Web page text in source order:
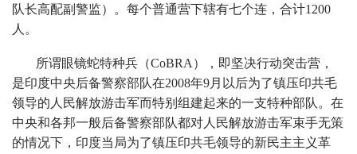
队长高配副警监）。每个普通营下辖有七个连，合计1200
人。
所谓眼镜蛇特种兵（CoBRA），即坚决行动突击营，
是印度中央后备警察部队在2008年9月以后为了镇压印共毛
领导的人民解放游击军而特别组建起来的一支特种部队。在
中央和各邦一般后备警察部队都对人民解放游击军束手无策
的情况下，印度当局为了镇压印共毛领导的新民主主义革